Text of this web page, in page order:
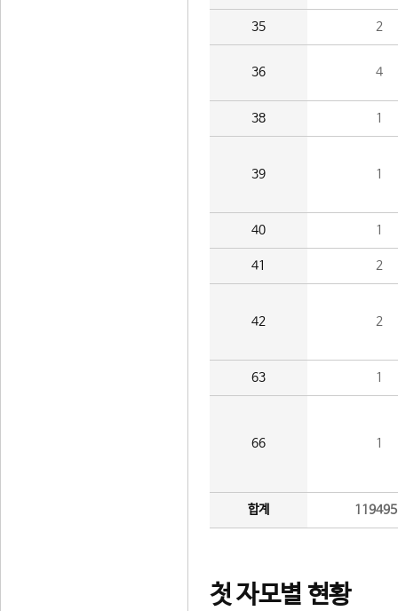
35 2
36 4
38 1
39 1
40 1
41 2
42 2
63 1
66 1
합계
첫 자모별 현황